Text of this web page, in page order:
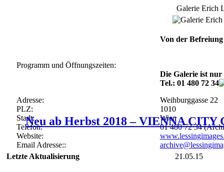
Neu ab Herbst 2018 –VIENNA CITY
Galerie Erich
Programm und Öffnungszeiten:
Von der
Die Galerie ist
Tel.: 01 480 72 34
Adresse:
Weihburggasse 22
PLZ:
1010
Stadt:
Wien
Telefon:
01 480 72 34
Website:
Email Adresse::
Letzte Aktualisierung
21.05.15